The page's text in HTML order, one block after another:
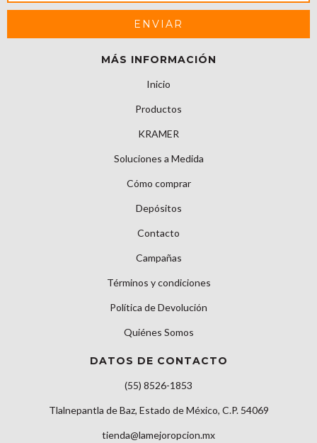
MÁS INFORMACIÓN
Inicio
Productos
KRAMER
Soluciones a Medida
Cómo comprar
Depósitos
Contacto
Campañas
Términos y condiciones
Política de Devolución
Quiénes Somos
DATOS DE CONTACTO
(55) 8526-1853
Tlalnepantla de Baz, Estado de México, C.P. 54069
tienda@lamejoropcion.mx